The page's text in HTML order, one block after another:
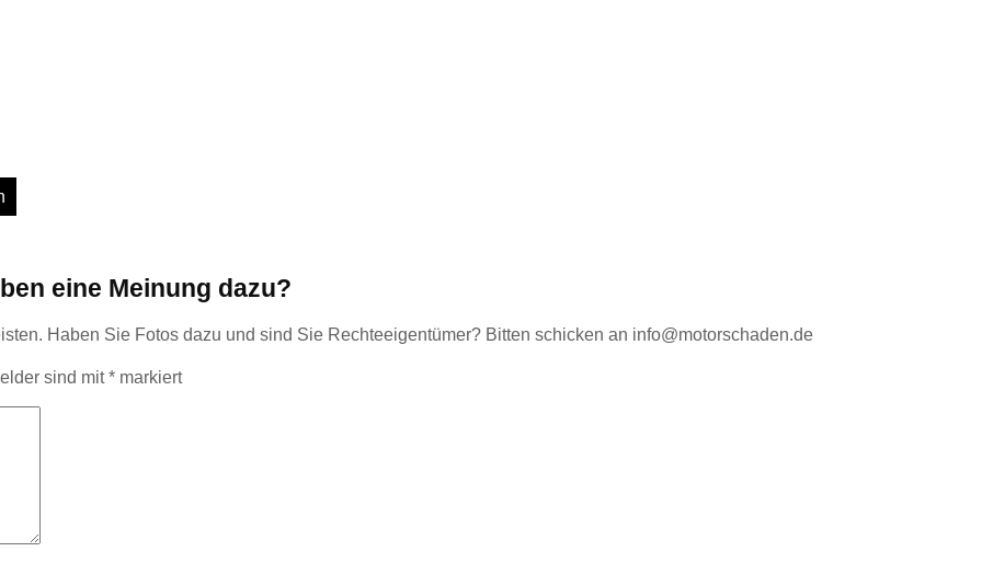
eine Meinung dazu?
Haben Sie Fotos dazu und sind Sie Rechteeigentümer? Bitten schicken an info@motorschaden.de
sind mit* markiert